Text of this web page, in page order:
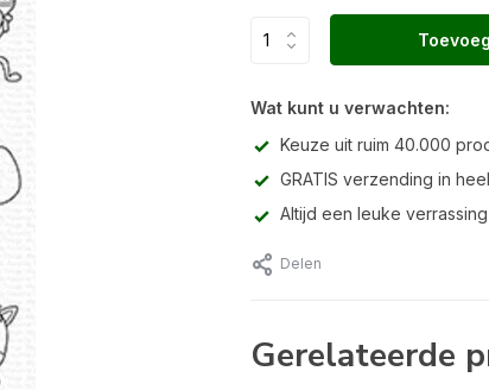
Wat kunt u verwachten:
Keuze uit ruim 40.000
GRATIS verzending in
Altijd een leuke verrassing
Delen
Gerelateerde